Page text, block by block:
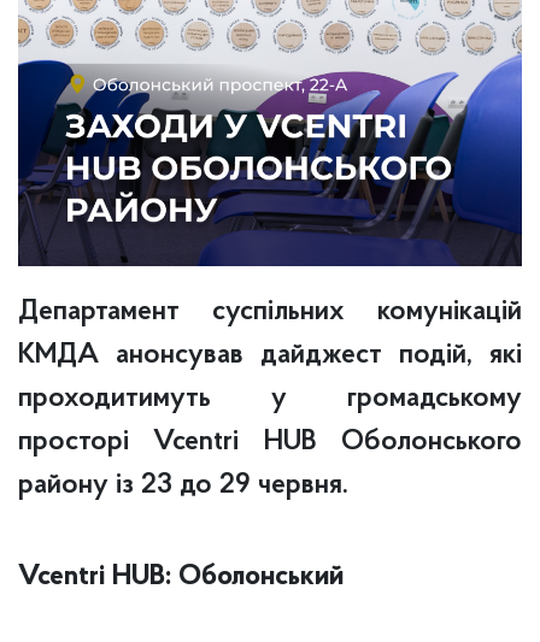
Департамент суспільних комунікацій
КМДА анонсував дайджест подій, які
проходитимуть у громадському
просторі Vcentri HUB Оболонського
району із 23 до 29 червня.
Vcentri HUB: Оболонський